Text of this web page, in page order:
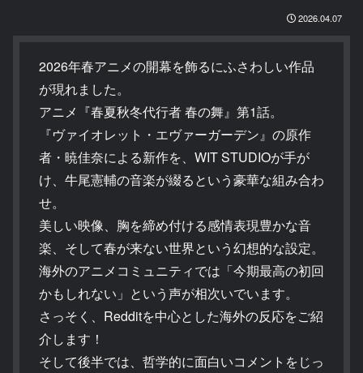
2026.04.07
2026年春アニメの開幕を飾るにふさわしい作品
が現れました。
アニメ『春夏秋冬代行者 春の舞』第1話。
『ヴァイオレット・エヴァーガーデン』の原作
者・暁佳奈による新作を、WIT STUDIOが手が
け、牛尾憲輔の音楽が綴るという豪華な組み合わ
せ。
美しい映像、胸を締め付ける感情表現豊かな音
楽、そして春が来ない世界という幻想的な設定。
海外のアニメコミュニティでは「今期最高の初回
かもしれない」という声が相次いでいます。
さっそく、Redditを中心とした海外の反応をご紹
介します！
そして後半では、哲学的に面白いコメントをじっ